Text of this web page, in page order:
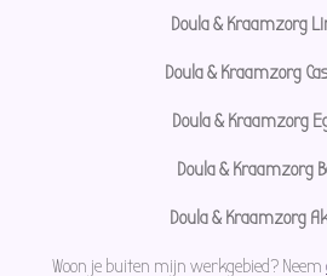
Doula & Kraamzorg
Doula & Kraamzorg
Doula & Kraamzorg
Doula & Kraamzorg
Doula & Kraamzorg
Woon je buiten mijn werkgebied? Neem